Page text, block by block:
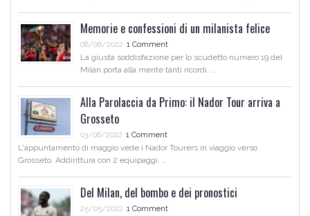
Memorie e confessioni di un milanista felice
08/06/2022 1 Comment
La giusta soddisfazione per lo scudetto numero 19 del
Milan porta alla mente tanti ricordi. …
Alla Parolaccia da Primo: il Nador Tour arriva a
Grosseto
03/06/2022 1 Comment
L'appuntamento di maggio vede i Nador Tourers in viaggio verso
Grosseto. Addirittura con 2 equipaggi. …
Del Milan, del bombo e dei pronostici
25/05/2022 1 Comment